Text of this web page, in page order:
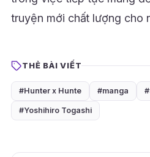
truyện mới chất lượng cho
THẺ BÀI VIẾT
#Hunter x Hunte #manga
#Yoshihiro Togashi